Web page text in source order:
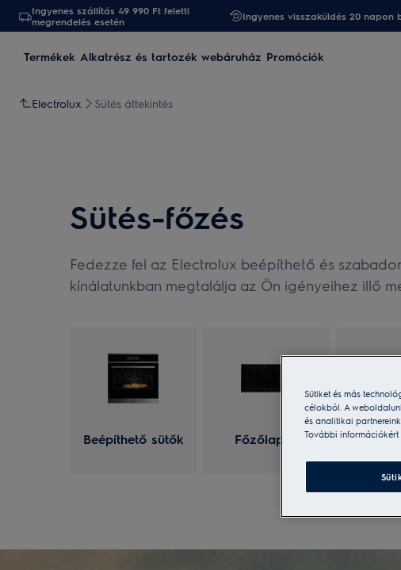
Ingyenes szállítás 49 990 Ft feletti
megrendelés esetén
Ingyenes visszaküldés 20 napon
Termékek Alkatrész és tartozék webáruház Promóciók
Electrolux Sütés áttekintés
Sütés-főzés
Fedezze fel az Electrolux beépíthető és
kínálatunkban megtalálja az Ön igényeihez illő
Beépíthető sütők Főzőlapok
Sütiket és más
célokból. A
és analitikai
További